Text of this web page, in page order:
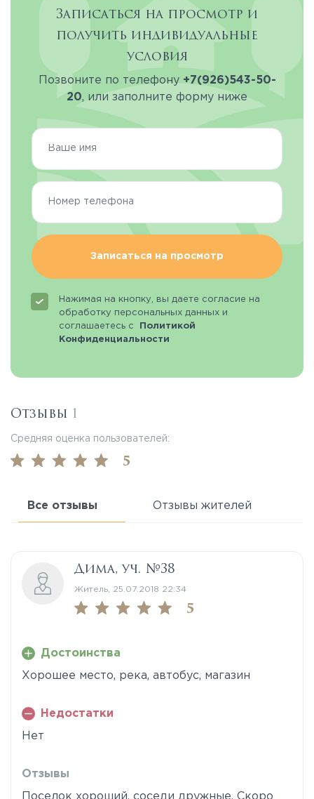
Записаться на просмотр и
получить индивидуальные
условия
Позвоните по телефону +7(926)543-50-
20, или заполните форму ниже
Записаться на просмотр
Нажимая на кнопку, вы даете согласие на
обработку персональных данных и
соглашаетесь с
Политикой
Конфиденциальности
Отзывы 1
Средняя оценка пользователей:
5
Все отзывы Отзывы жителей
Дима, уч. №38
Житель, 25.07.2018 22:34
5
Достоинства
Хорошее место, река, автобус, магазин
Недостатки
Нет
Отзывы
Поселок хороший, соседи дружные. Скоро